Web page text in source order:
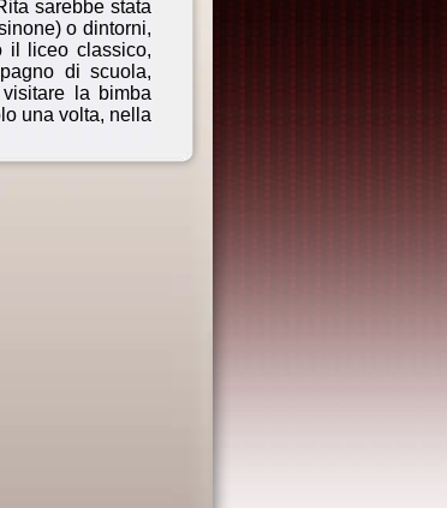
sarebbe stata
o dintorni,
il liceo classico,
di scuola,
la bimba
una volta, nella